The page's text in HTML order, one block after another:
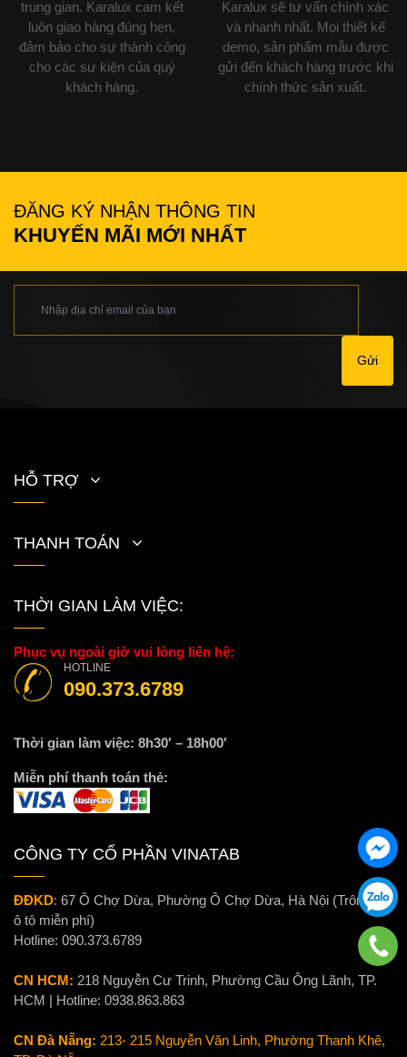
trung gian. Karalux cam kết
luôn giao hàng đúng hẹn,
đảm bảo cho sự thành công
cho các sự kiện của quý
khách hàng.
Karalux sẽ tư vấn chính xác
và nhanh nhất. Mọi thiết kế
demo, sản phẩm mẫu được
gửi đến khách hàng trước khi
chính thức sản xuất.
ĐĂNG KÝ NHẬN THÔNG TIN
KHUYẾN MÃI MỚI NHẤT
Gửi
HỖ TRỢ
THANH TOÁN
THỜI GIAN LÀM VIỆC:
Phục vụ ngoài giờ vui lòng liên hệ:
HOTLINE
090.373.6789
Thời gian làm việc: 8h30′ – 18h00′
Miễn phí thanh toán thẻ:
CÔNG TY CỔ PHẦN VINATAB
ĐĐKD: 67 Ô Chợ Dừa, Phường Ô Chợ Dừa, Hà Nội (Trông xe
ô tô miễn phí)
Hotline: 090.373.6789
CN HCM: 218 Nguyễn Cư Trinh, Phường Cầu Ông Lãnh, TP.
HCM | Hotline: 0938.863.863
CN Đà Nẵng: 213- 215 Nguyễn Văn Linh, Phường Thanh Khê,